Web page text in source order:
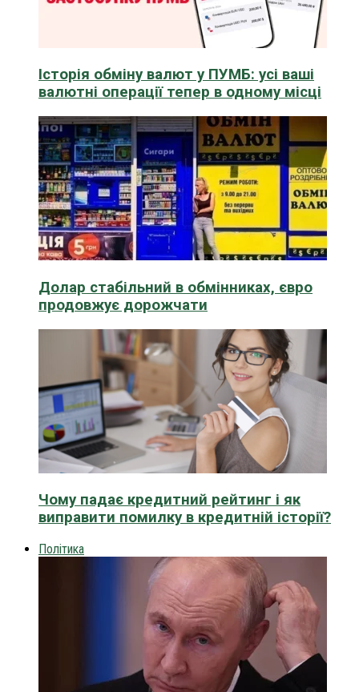
Історія обміну валют у ПУМБ: усі ваші
валютні операції тепер в одному місці
Долар стабільний в обмінниках, євро
продовжує дорожчати
Чому падає кредитний рейтинг і як
виправити помилку в кредитній історії?
Політика